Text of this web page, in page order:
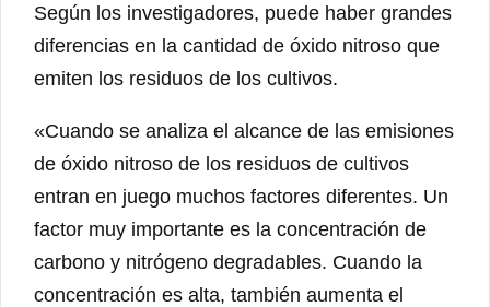
Según los investigadores, puede haber grandes
diferencias en la cantidad de óxido nitroso que
emiten los residuos de los cultivos.
«Cuando se analiza el alcance de las emisiones
de óxido nitroso de los residuos de cultivos
entran en juego muchos factores diferentes. Un
factor muy importante es la concentración de
carbono y nitrógeno degradables. Cuando la
concentración es alta, también aumenta el